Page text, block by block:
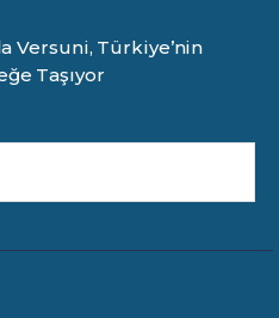
Versuni, Türkiye’nin
Taşıyor